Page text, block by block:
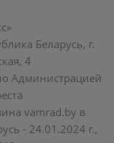
Беларусь, г.
4
Администрацией
vamrad.by в
- 24.01.2024 г.,